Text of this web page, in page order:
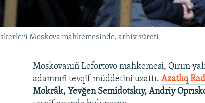
Moskova mahkemesinde, arhiv süreti
Moskovanıñ Lefortovo mahkemesi, Qırım
adamnıñ tevqif müddetini uzattı.Azatlıq
Mokrâk, Yevğen Semidotskıy, Andriy